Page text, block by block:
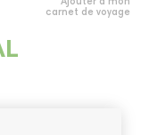
Ajouter à mon
carnet de voyage